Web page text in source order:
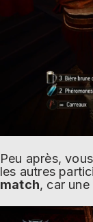
Peu après,
les autres
match, car